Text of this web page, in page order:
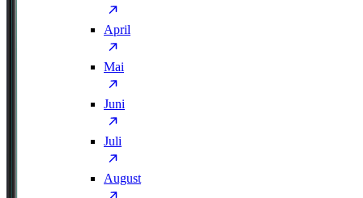
April
Mai
Juni
Juli
August